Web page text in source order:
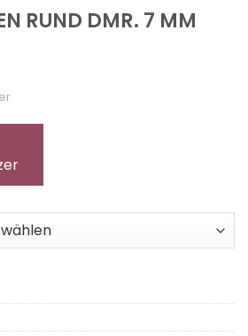
RUND DMR. 7 MM